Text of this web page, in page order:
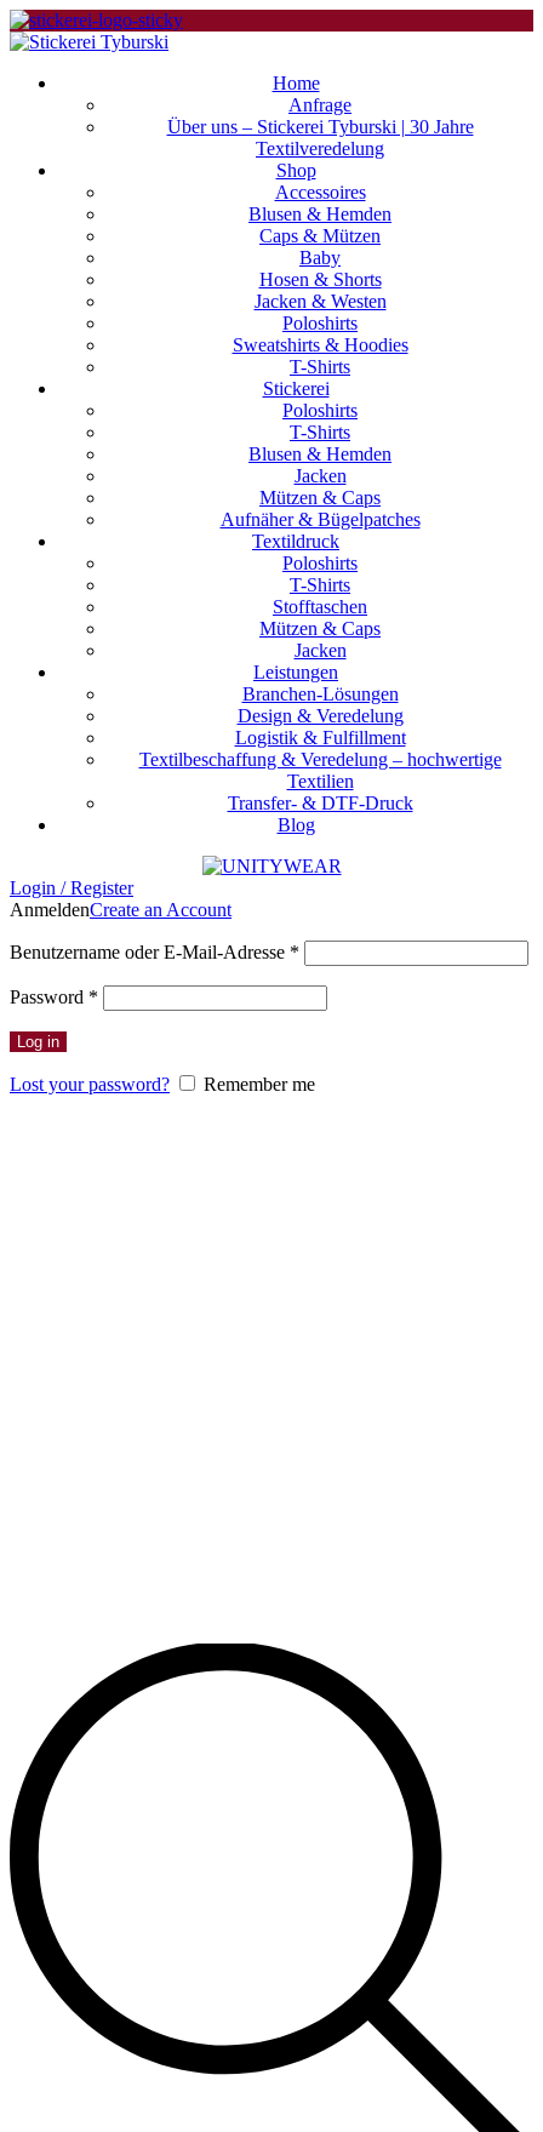
Home
Anfrage
Über uns – Stickerei Tyburski | 30 Jahre
Textilveredelung
Shop
Accessoires
Blusen & Hemden
Caps & Mützen
Baby
Hosen & Shorts
Jacken & Westen
Poloshirts
Sweatshirts & Hoodies
T-Shirts
Stickerei
Poloshirts
T-Shirts
Blusen & Hemden
Jacken
Mützen & Caps
Aufnäher & Bügelpatches
Textildruck
Poloshirts
T-Shirts
Stofftaschen
Mützen & Caps
Jacken
Leistungen
Branchen-Lösungen
Design & Veredelung
Logistik & Fulfillment
Textilbeschaffung & Veredelung – hochwertige
Textilien
Transfer- & DTF-Druck
Blog
Login / Register
AnmeldenCreate an Account
Benutzername oder E-Mail-Adresse *
Password *
Log in
Lost your password? Remember me